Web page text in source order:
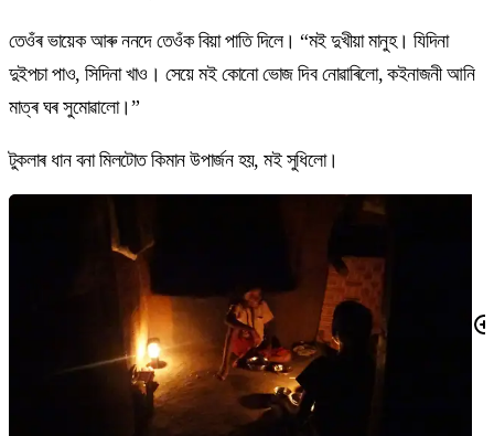
তেওঁৰ ভায়েক আৰু ননদে তেওঁক বিয়া পাতি দিলে। “মই দুখীয়া মানুহ। যিদিনা
দুইপচা পাও, সিদিনা খাও। সেয়ে মই কোনো ভোজ দিব নোৱাৰিলো, কইনাজনী আনি
মাত্ৰ ঘৰ সুমোৱালো।”
টুকলাৰ ধান বনা মিলটোত কিমান উপাৰ্জন হয়, মই সুধিলো।